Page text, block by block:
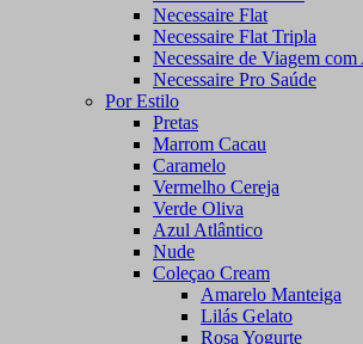
Necessaire Flat
Necessaire Flat Tripla
Necessaire de Viagem com
Necessaire Pro Saúde
Por Estilo
Pretas
Marrom Cacau
Caramelo
Vermelho Cereja
Verde Oliva
Azul Atlântico
Nude
Coleçao Cream
Amarelo Manteiga
Lilás Gelato
Rosa Yogurte